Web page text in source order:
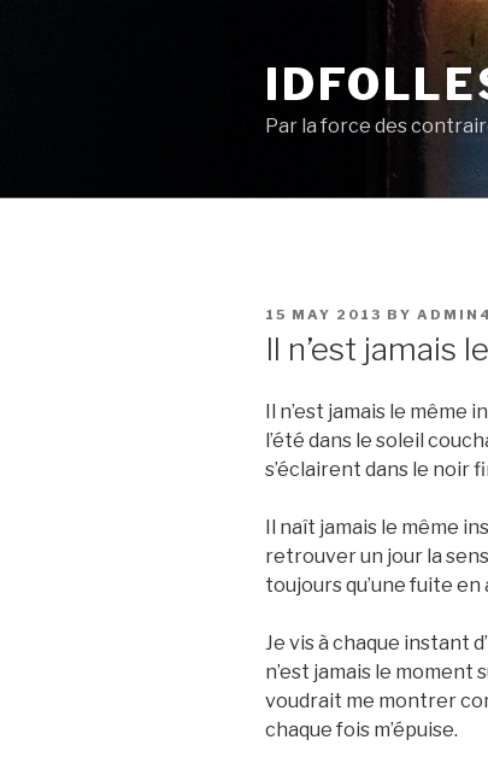
Par la force des
POSTED
15 MAY 2013 BY
Il n’est jamais
Il n’est jamais le
l’été dans le soleil
s’éclairent dans le noir
Il naît jamais le même
retrouver un jour la
toujours qu’une fuite en
Je vis à chaque instant
n’est jamais le
voudrait me montrer
chaque fois m’épuise.